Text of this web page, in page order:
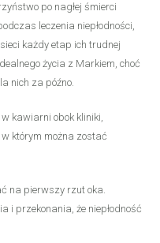
po nagłej śmierci
leczenia niepłodności,
każdy etap ich trudnej
życia z Markiem, choć
nich za późno.
kawiarni obok kliniki,
którym można zostać
na pierwszy rzut oka.
i przekonania, że niepłodność